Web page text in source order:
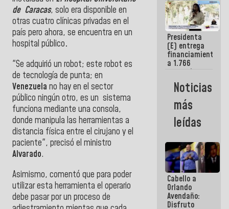
de Caracas, solo era disponible en
otras cuatro clínicas privadas en el
país pero ahora, se encuentra en un
hospital público.
"Se adquirió un robot; este robot es
de tecnología de punta; en
Venezuela no hay en el sector
público ningún otro, es un sistema
funciona mediante una consola,
donde manipula las herramientas a
distancia física entre el cirujano y el
paciente", precisó el ministro
Alvarado.
Asimismo, comentó que para poder
utilizaresta herramienta el operario
debe pasar por un proceso de
La Guaira
siempre
estará
acompañada
por el
Gobierno
Nacional
Presidenta
(E) entrega
financiamientos
a 1.766
comerciantes
emprendedores
afectados
por
terremotos
Noticias
más
leídas
Cabello a
Orlando
Avendaño:
Disfruto